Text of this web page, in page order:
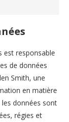
est responsable
de données
Smith, une
en matière
les données sont
régies et